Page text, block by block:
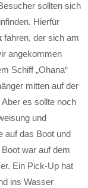
sollten sich
Hierfür
fahren, der sich am
angekommen
Schiff „Ohana“
mitten auf der
es sollte noch
und
auf das Boot und
war auf dem
Ein Pick-Up hat
ins Wasser